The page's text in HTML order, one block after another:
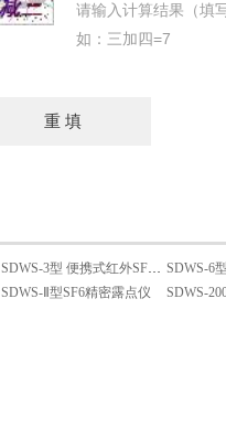
请输入计算结果（填
如：三加四=7
SDWS-3型 便携式红外SF6气体检漏仪 SDWS-6
SDWS-Ⅱ型SF6精密露点仪